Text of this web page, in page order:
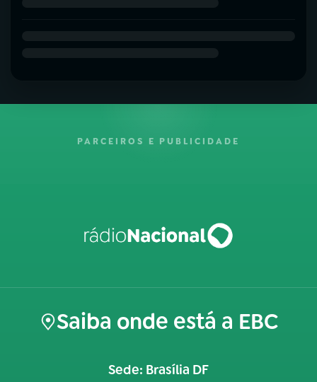
PARCEIROS E PUBLICIDADE
Saiba onde está a EBC
Sede: Brasília DF